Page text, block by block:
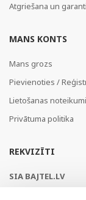
Atgriešana un
MANS KONTS
Mans grozs
Pievienoties /
Lietošanas noteikumi
Privātuma politika
REKVIZĪTI
SIA BAJTEL.LV